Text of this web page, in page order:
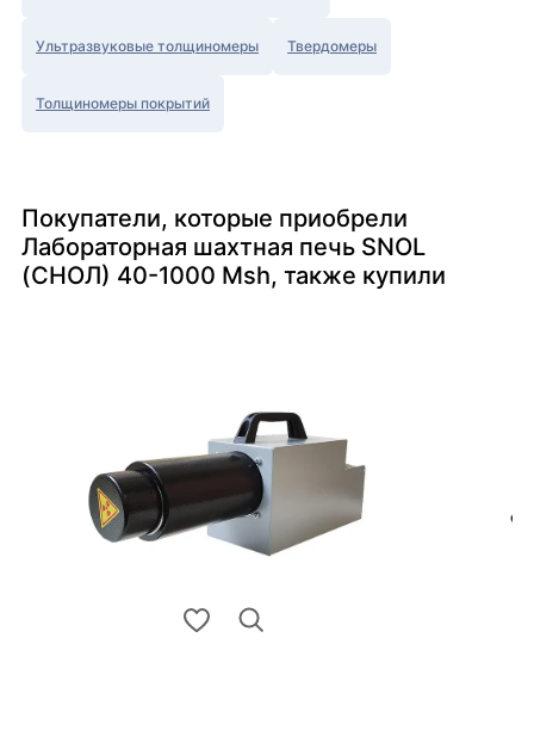
Ультразвуковые толщиномеры Твердомеры
Толщиномеры покрытий
Покупатели, которые приобрели
Лабораторная шахтная печь SNOL
(СНОЛ) 40-1000 Msh, также купили